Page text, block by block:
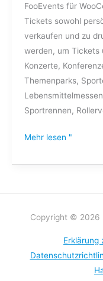
FooEvents für
Tickets sowohl
verkaufen und zu
werden, um Tickets
Konzerte,
Themenparks,
Sportrennen,
Mehr lesen "
Copyright © 2026
Erklärung